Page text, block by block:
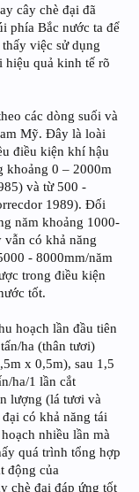
cây chè đại đã
phía Bắc nước ta để
việc sử dụng
hiệu quả kinh tế rõ
các dòng suối và
Mỹ. Đây là loài
điều kiện khí hậu
khoảng 0 – 2000m
và từ 500 -
1989). Đối
năm khoảng 1000-
có khả năng
- 8000mm/năm
trong điều kiện
tốt.
hoạch lần đầu tiên
ha (thân tươi)
x 0,5m), sau 1,5
ha/1 lần cắt
lượng (lá tươi và
có khả năng tái
nhiều lần mà
quá trình tổng hợp
động của
chè đại đáp ứng tốt